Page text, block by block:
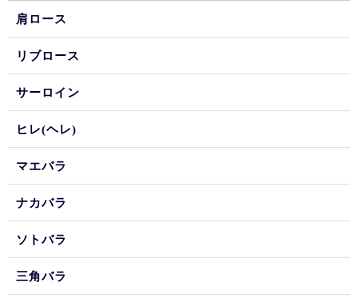
肩ロース
リブロース
サーロイン
ヒレ(ヘレ)
マエバラ
ナカバラ
ソトバラ
三角バラ